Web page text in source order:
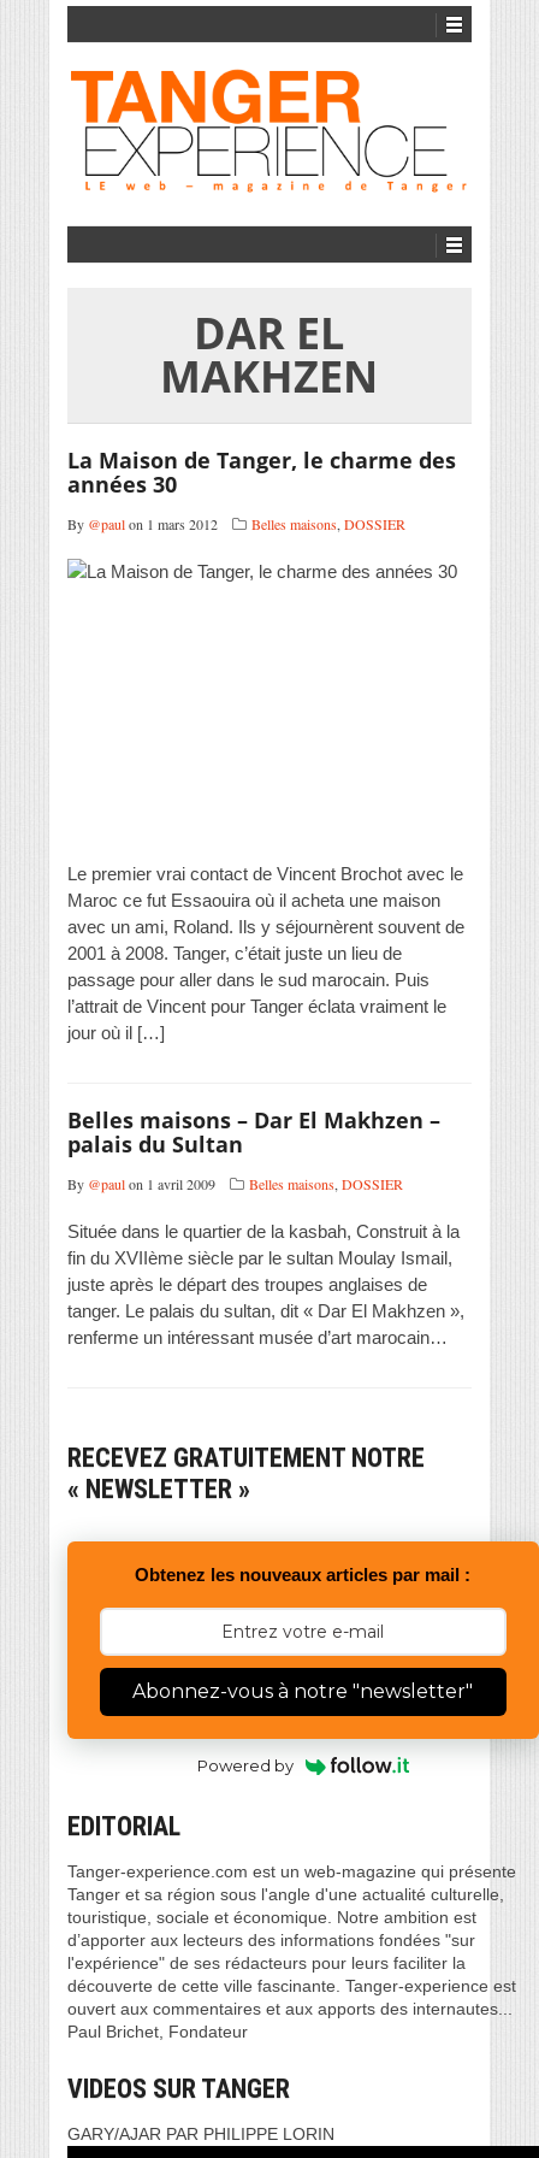
DAR EL
MAKHZEN
La Maison de Tanger, le charme des
années 30
By @paulon 1 mars 2012 Belles maisons, DOSSIER
Le premier vrai contact de Vincent Brochot avec le
Maroc ce fut Essaouira où il acheta une maison
avec un ami, Roland. Ils y séjournèrent souvent de
2001 à 2008. Tanger, c’était juste un lieu de
passage pour aller dans le sud marocain. Puis
l’attrait de Vincent pour Tanger éclata vraiment le
jour où il […]
Belles maisons – Dar El Makhzen –
palais du Sultan
By @paulon 1 avril 2009 Belles maisons, DOSSIER
Située dans le quartier de la kasbah, Construit à la
fin du XVIIème siècle par le sultan Moulay Ismail,
juste après le départ des troupes anglaises de
tanger. Le palais du sultan, dit « Dar El Makhzen »,
renferme un intéressant musée d’art marocain…
RECEVEZ GRATUITEMENT NOTRE
« NEWSLETTER »
Obtenez les nouveaux articles par mail :
Abonnez-vous à notre "newsletter"
Powered by
EDITORIAL
Tanger-experience.com est un web-magazine qui présente
Tanger et sa région sous l'angle d'une actualité culturelle,
touristique, sociale et économique. Notre ambition est
d’apporter aux lecteurs des informations fondées "sur
l'expérience" de ses rédacteurs pour leurs faciliter la
découverte de cette ville fascinante. Tanger-experience est
ouvert aux commentaires et aux apports des internautes...
Paul Brichet, Fondateur
VIDEOS SUR TANGER
GARY/AJAR PAR PHILIPPE LORIN